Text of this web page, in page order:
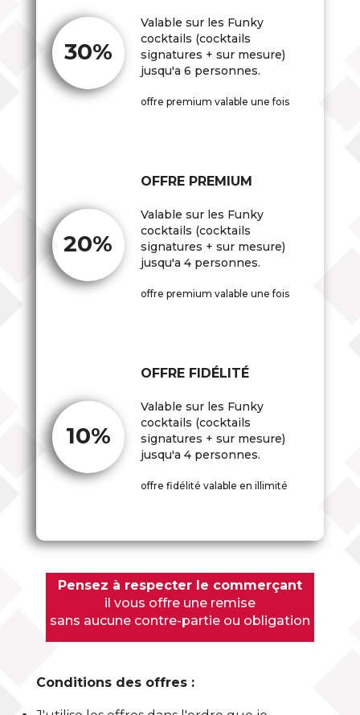
30%
Valable sur les Funky
cocktails (cocktails
signatures + sur mesure)
jusqu'a 6 personnes.
offre premium valable une fois
20%
OFFRE PREMIUM
Valable sur les Funky
cocktails (cocktails
signatures + sur mesure)
jusqu'a 4 personnes.
offre premium valable une fois
10%
OFFRE FIDÉLITÉ
Valable sur les Funky
cocktails (cocktails
signatures + sur mesure)
jusqu'a 4 personnes.
offre fidélité valable en illimité
Pensez à respecter le commerçant
il vous offre une remise
sans aucune contre-partie ou obligation
Conditions des offres :